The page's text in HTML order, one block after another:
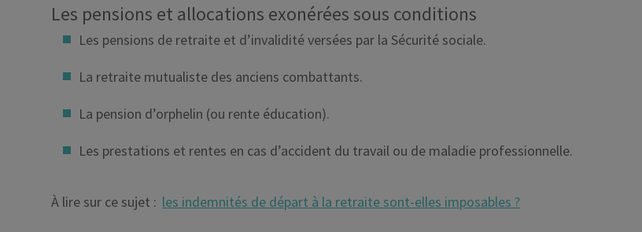
Les pensions et allocations exonérées sous conditions
Les pensions de retraite et d’invalidité versées par la Sécurité sociale.
La retraite mutualiste des anciens combattants.
La pension d’orphelin (ou rente éducation).
Les prestations et rentes en cas d’accident du travail ou de maladie professionnelle.
À lire sur ce sujet : les indemnités de départ à la retraite sont-elles imposables ?